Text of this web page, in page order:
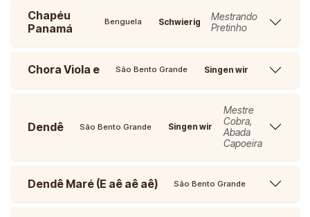
Chapéu
Panamá
Benguela Schwierig
Mestrando
Pretinho
Chora Viola e São Bento Grande Singen wir
Dendê São Bento Grande Singen wir
Mestre
Cobra,
Abada
Capoeira
Dendê Maré (E aê aê aê) São Bento Grande